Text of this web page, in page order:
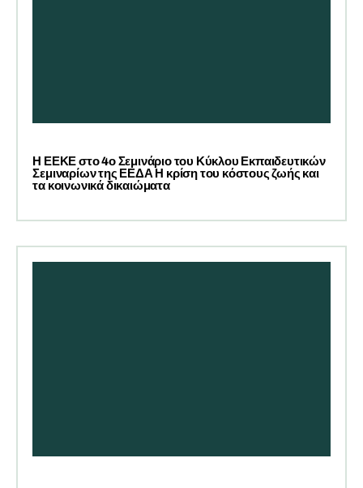
Η ΕΕΚΕ στο 4ο Σεμινάριο του Κύκλου Εκπαιδευτικών
Σεμιναρίων της ΕΕΔΑ Η κρίση του κόστους ζωής και
τα κοινωνικά δικαιώματα